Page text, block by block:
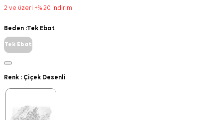
2 ve üzeri +% 20 indirim
Beden :Tek Ebat
Tek Ebat
Renk : Çiçek Desenli